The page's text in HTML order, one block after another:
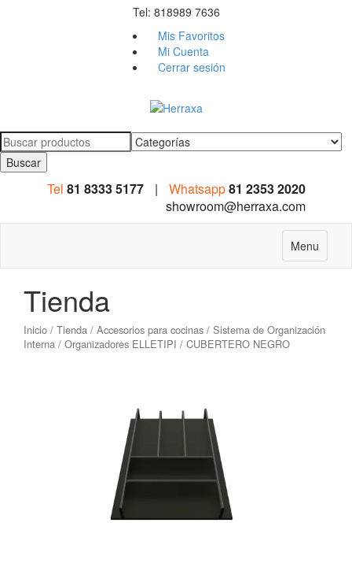
Tel: 818989 7636
Mis Favoritos
Mi Cuenta
Cerrar sesión
Search
for:
Tel 81 8333 5177 | Whatsapp81 2353 2020
showroom@herraxa.com
Menu
Tienda
Inicio / Tienda / Accesorios para cocinas / Sistema de Organización
Interna / Organizadores ELLETIPI / CUBERTERO NEGRO